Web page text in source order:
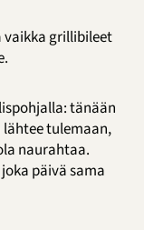
vaikka grillibileet
tänään
tulemaan,
naurahtaa.
päivä sama